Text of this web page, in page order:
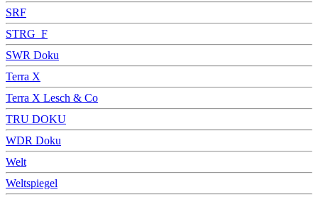
SRF
STRG_F
SWR Doku
Terra X
Terra X Lesch & Co
TRU DOKU
WDR Doku
Welt
Weltspiegel